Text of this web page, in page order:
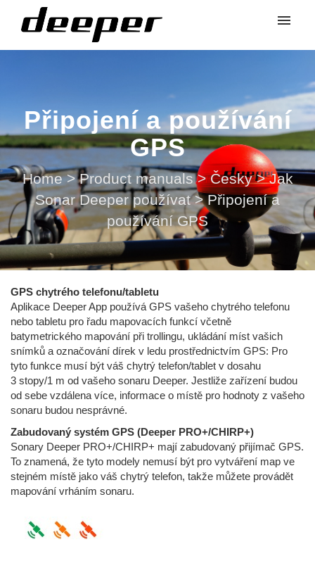
Připojení a používání
GPS
Home > Product manuals > Česky > Jak
Sonar Deeper používat > Připojení a
používání GPS
GPS chytrého telefonu/tabletu
Aplikace Deeper App používá GPS vašeho chytrého telefonu
nebo tabletu pro řadu mapovacích funkcí včetně
batymetrického mapování při trollingu, ukládání míst vašich
snímků a označování dírek v ledu prostřednictvím GPS: Pro
tyto funkce musí být váš chytrý telefon/tablet v dosahu
3 stopy/1 m od vašeho sonaru Deeper. Jestliže zařízení budou
od sebe vzdálena více, informace o místě pro hodnoty z vašeho
sonaru budou nesprávné.
Zabudovaný systém GPS (Deeper PRO+/CHIRP+)
Sonary Deeper PRO+/CHIRP+ mají zabudovaný přijímač GPS.
To znamená, že tyto modely nemusí být pro vytváření map ve
stejném místě jako váš chytrý telefon, takže můžete provádět
mapování vrháním sonaru.